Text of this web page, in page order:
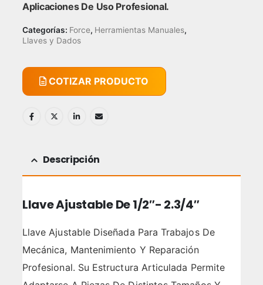
Aplicaciones De Uso Profesional.
Categorías: Force, Herramientas Manuales,
Llaves y Dados
COTIZAR PRODUCTO
Descripción
Llave Ajustable De 1/2″- 2.3/4″
Llave Ajustable Diseñada Para Trabajos De
Mecánica, Mantenimiento Y Reparación
Profesional. Su Estructura Articulada Permite